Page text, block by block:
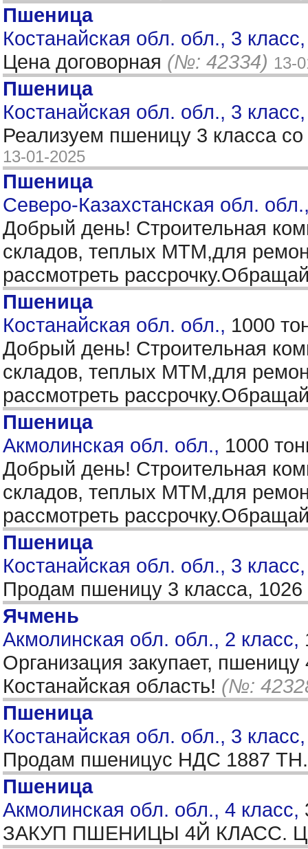
Пшеница
Костанайская обл. обл., 3
Цена договорная (№: 42334) 13-
Пшеница
Костанайская обл. обл., 3
Реализуем пшеницу 3 класса
13-01-2025
Пшеница
Северо-Казахстанская обл.
Добрый день! Строительная
складов, теплых МТМ,для
рассмотреть
Пшеница
Костанайская обл. обл., 1000
Добрый день! Строительная
складов, теплых МТМ,для
рассмотреть
Пшеница
Акмолинская обл. обл., 1000
Добрый день! Строительная
складов, теплых МТМ,для
рассмотреть
Пшеница
Костанайская обл. обл., 3
Продам пшеницу 3 класса, 1026
Ячмень
Акмолинская обл. обл., 2 класс,
Организация закупает,
Костанайская область! (№:
Пшеница
Костанайская обл. обл., 3
Продам пшеницус НДС 1887
Пшеница
Акмолинская обл. обл., 4 класс,
ЗАКУП ПШЕНИЦЫ 4Й КЛАСС.